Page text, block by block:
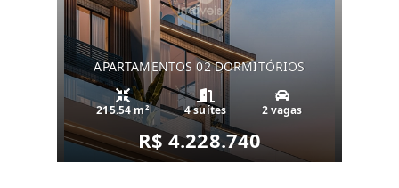
APARTAMENTOS 02 DORMITÓRIOS
215.54 m² 4 suítes 2 vagas
R$ 4.228.740